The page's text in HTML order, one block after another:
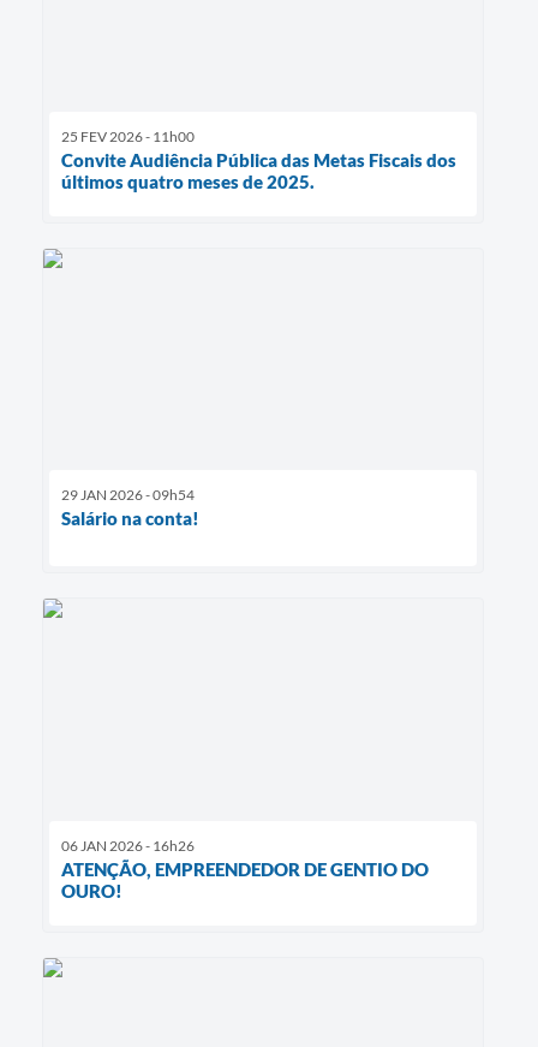
25 FEV 2026 - 11h00
Convite Audiência Pública das Metas Fiscais dos
últimos quatro meses de 2025.
29 JAN 2026 - 09h54
Salário na conta!
06 JAN 2026 - 16h26
ATENÇÃO, EMPREENDEDOR DE GENTIO DO
OURO!